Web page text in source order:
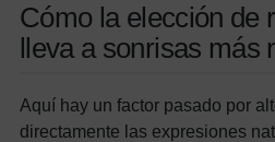
Cómo la elección de
lleva a sonrisas más
Aquí hay un factor pasado por
directamente las expresiones